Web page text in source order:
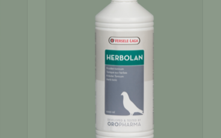
TOEVOEGEN AAN WINKELWAGEN